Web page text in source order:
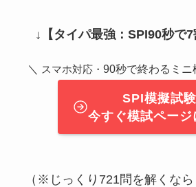
↓ 【タイパ最強：SPI90秒で7
＼ スマホ対応・ 90秒で終わるミニ
SPI模擬試験
今すぐ模試ページ
（※じっくり721問を解くな